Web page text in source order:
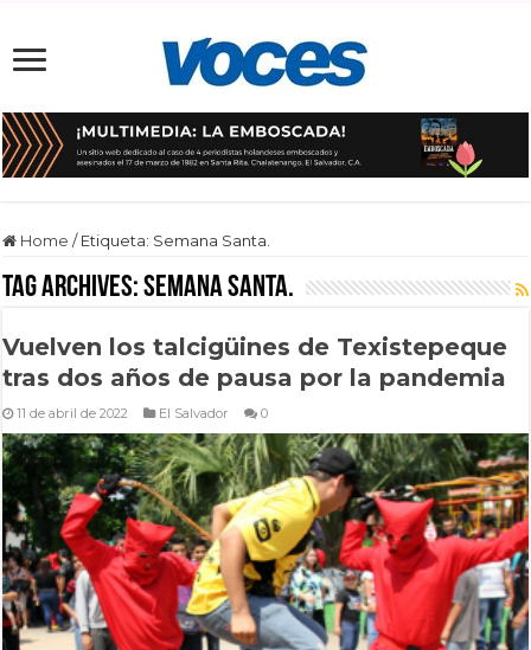
Home / Etiqueta: Semana Santa.
Tag Archives:Semana Santa.
Vuelven los talcigüines de Texistepeque
tras dos años de pausa por la pandemia
11 de abril de 2022 El Salvador 0